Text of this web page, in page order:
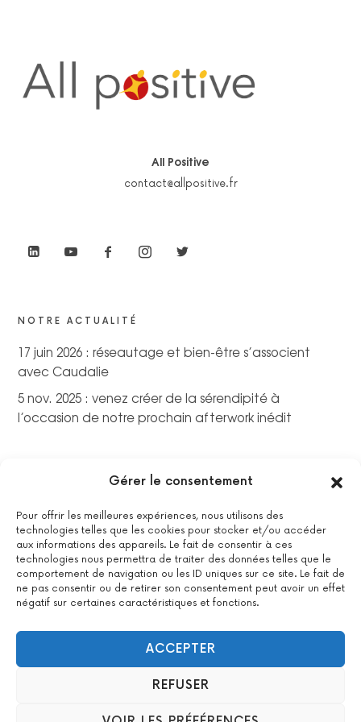
Gérer le consentement
Pour offrir les meilleures expériences, nous utilisons des
technologies telles que les cookies pour stocker et/ou accéder
aux informations des appareils. Le fait de consentir à ces
technologies nous permettra de traiter des données telles que le
comportement de navigation ou les ID uniques sur ce site. Le fait de
ne pas consentir ou de retirer son consentement peut avoir un effet
négatif sur certaines caractéristiques et fonctions.
ACCEPTER
REFUSER
All Positive
contact@allpositive.fr
NOTRE ACTUALITÉ
17 juin 2026 : réseautage et bien-être s’associent
avec Caudalie
5 nov. 2025 : venez créer de la sérendipité à
l’occasion de notre prochain afterwork inédit
La certification qualité a été délivrée au titre de la catégorie
suivante : actions de formations.Voir le certificat
2022 All Positive – Tous droits réservés –Contact